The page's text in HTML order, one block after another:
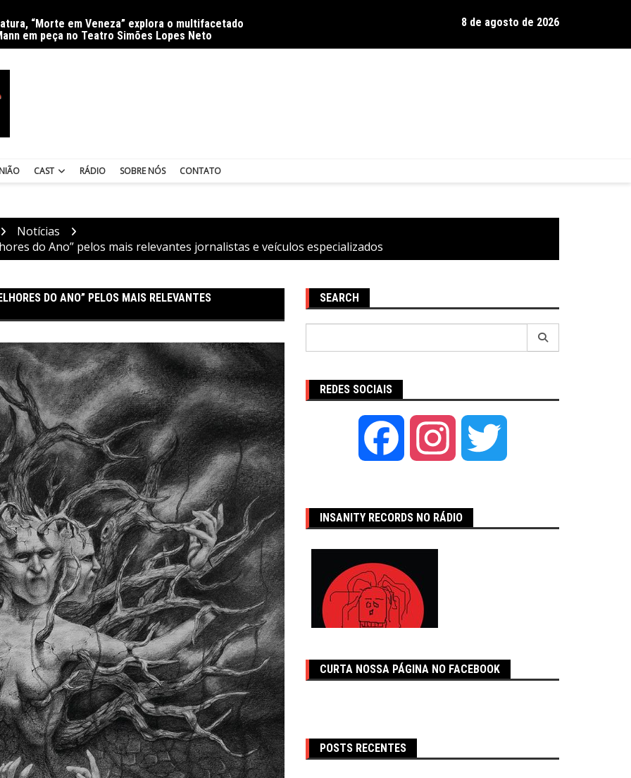
“Morte em Veneza” explora o multifacetado
em peça no Teatro Simões Lopes Neto
Delírios de Hamilton celebra 30 anos de estrada com show no Gravador
8 de agosto de 2026
CAST RÁDIO SOBRE NÓS CONTATO
Notícias
do Ano” pelos mais relevantes jornalistas e veículos especializados
DO ANO” PELOS MAIS RELEVANTES
SEARCH
REDES SOCIAIS
Facebook Instagram
INSANITY RECORDS NO RÁDIO
CURTA NOSSA PÁGINA NO FACEBOOK
POSTS RECENTES